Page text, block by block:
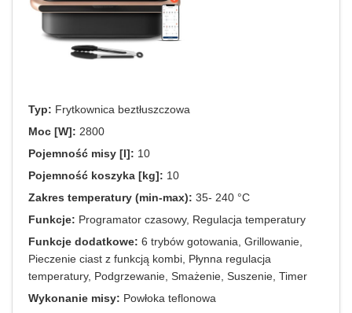
Typ: Frytkownica beztłuszczowa
Moc [W]: 2800
Pojemność misy [l]: 10
Pojemność koszyka [kg]: 10
Zakres temperatury (min-max): 35- 240 °C
Funkcje: Programator czasowy, Regulacja temperatury
Funkcje dodatkowe: 6 trybów gotowania, Grillowanie,
Pieczenie ciast z funkcją kombi, Płynna regulacja
temperatury, Podgrzewanie, Smażenie, Suszenie, Timer
Wykonanie misy: Powłoka teflonowa